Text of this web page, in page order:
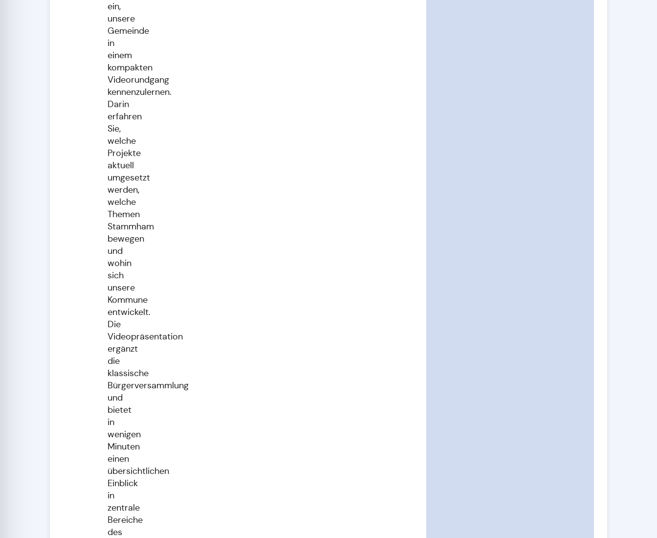
ein,
unsere
Gemeinde
in
einem
kompakten
Videorundgang
kennenzulernen.
Darin
erfahren
Sie,
welche
Projekte
aktuell
umgesetzt
werden,
welche
Themen
Stammham
bewegen
und
wohin
sich
unsere
Kommune
entwickelt.
Die
Videopräsentation
ergänzt
die
klassische
Bürgerversammlung
und
bietet
in
wenigen
Minuten
einen
übersichtlichen
Einblick
in
zentrale
Bereiche
des